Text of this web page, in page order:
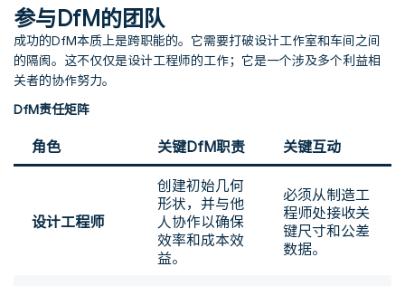
参与DfM的团队
成功的DfM本质上是跨职能的。它需要打破设计工作室和车间之间
的隔阂。这不仅仅是设计工程师的工作；它是一个涉及多个利益相
关者的协作努力。
DfM责任矩阵
角色 关键DfM职责 关键互动
设计工程师
创建初始几何
形状，并与他
人协作以确保
效率和成本效
益。
必须从制造工
程师处接收关
键尺寸和公差
数据。